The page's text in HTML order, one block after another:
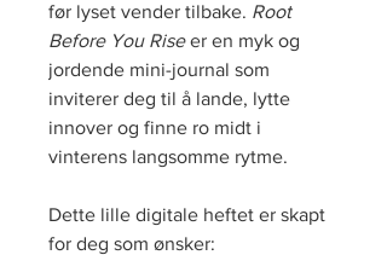
før lyset vender tilbake. Root
Before You Rise er en myk og
jordende mini-journal som
inviterer deg til å lande, lytte
innover og finne ro midt i
vinterens langsomme rytme.
Dette lille digitale heftet er skapt
for deg som ønsker: